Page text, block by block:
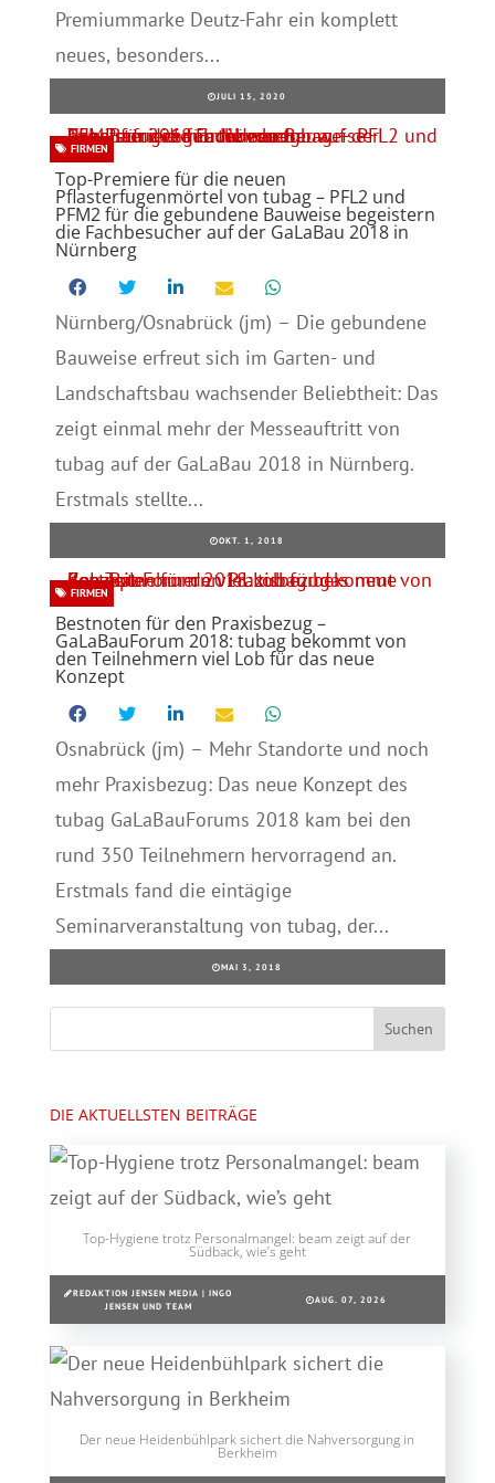
Premiummarke Deutz-Fahr ein komplett
neues, besonders...
JULI 15, 2020
Top-Premiere für die neuen
Pflasterfugenmörtel von tubag – PFL2 und
PFM2 für die gebundene Bauweise begeistern
die Fachbesucher auf der GaLaBau 2018 in
Nürnberg
FIRMEN
Nürnberg/Osnabrück (jm) – Die gebundene
Bauweise erfreut sich im Garten- und
Landschaftsbau wachsender Beliebtheit: Das
zeigt einmal mehr der Messeauftritt von
tubag auf der GaLaBau 2018 in Nürnberg.
Erstmals stellte...
OKT. 1, 2018
Bestnoten für den Praxisbezug –
GaLaBauForum 2018: tubag bekommt von
den Teilnehmern viel Lob für das neue
Konzept
FIRMEN
Osnabrück (jm) – Mehr Standorte und noch
mehr Praxisbezug: Das neue Konzept des
tubag GaLaBauForums 2018 kam bei den
rund 350 Teilnehmern hervorragend an.
Erstmals fand die eintägige
Seminarveranstaltung von tubag, der...
MAI 3, 2018
DIE AKTUELLSTEN BEITRÄGE
Top-Hygiene trotz Personalmangel: beam zeigt auf der
Südback, wie’s geht
REDAKTION JENSEN MEDIA | INGO
JENSEN UND TEAM
AUG. 07, 2026
Der neue Heidenbühlpark sichert die Nahversorgung in
Berkheim